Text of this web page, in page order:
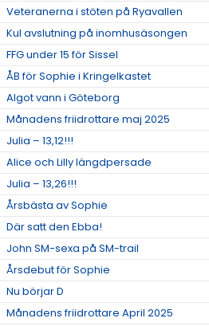
Veteranerna i stöten på Ryavallen
Kul avslutning på inomhusäsongen
FFG under 15 för Sissel
ÅB för Sophie i Kringelkastet
Algot vann i Göteborg
Månadens friidrottare maj 2025
Julia – 13,12!!!
Alice och Lilly längdpersade
Julia – 13,26!!!
Årsbästa av Sophie
Där satt den Ebba!
John SM-sexa på SM-trail
Årsdebut för Sophie
Nu börjar D
Månadens friidrottare April 2025